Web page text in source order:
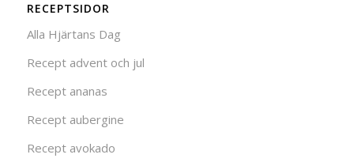
RECEPTSIDOR
Alla Hjärtans Dag
Recept advent och jul
Recept ananas
Recept aubergine
Recept avokado